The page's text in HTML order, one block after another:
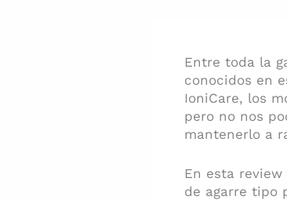
Entre toda la
conocidos en
IoniCare, los
pero no nos
mantenerlo a
En esta
de agarre tipo